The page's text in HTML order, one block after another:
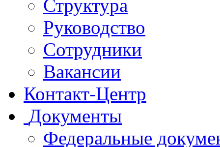
Структура
Руководство
Сотрудники
Вакансии
Контакт-Центр
Документы
Федеральные